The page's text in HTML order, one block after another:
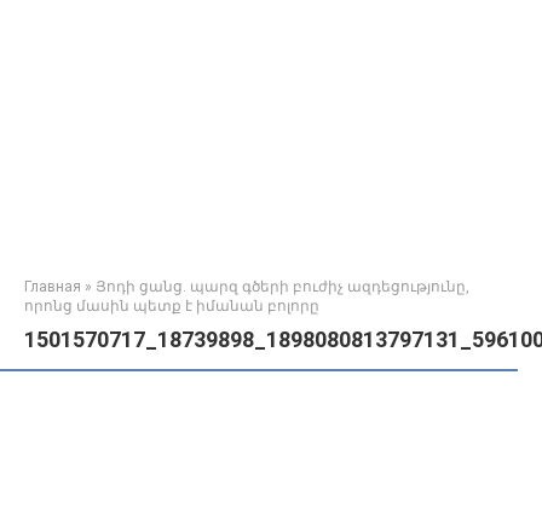
Главная » Յոդի ցանց. պարզ գծերի բուժիչ ազդեցությունը,
որոնց մասին պետք է իմանան բոլորը